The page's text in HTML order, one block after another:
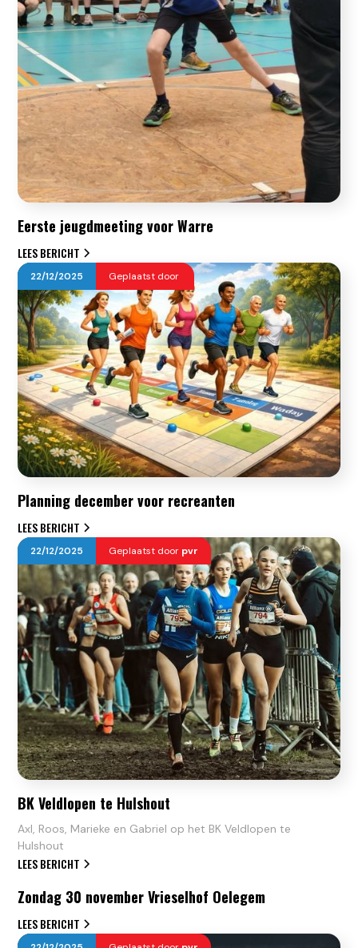
Eerste jeugdmeeting voor Warre
LEES BERICHT
22/12/2025 Geplaatst door
Planning december voor recreanten
LEES BERICHT
22/12/2025 Geplaatst door pvr
BK Veldlopen te Hulshout
Axl, Roos, Marieke en Gabriel op het BK Veldlopen te
Hulshout
LEES BERICHT
Zondag 30 november Vrieselhof Oelegem
LEES BERICHT